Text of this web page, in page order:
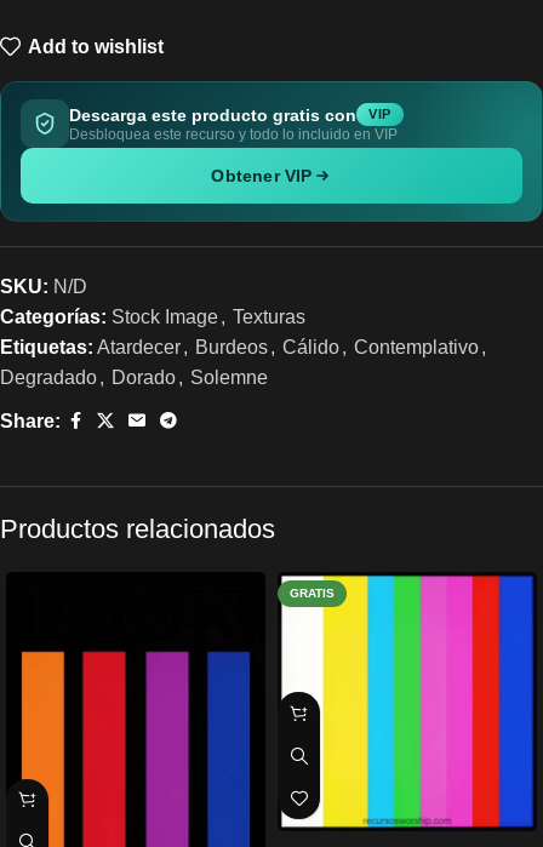
Add to wishlist
Descarga este producto gratis con VIP
Desbloquea este recurso y todo lo incluido en VIP
Obtener VIP
SKU: N/D
Categorías: Stock Image, Texturas
Etiquetas: Atardecer, Burdeos, Cálido, Contemplativo,
Degradado, Dorado, Solemne
Share:
Productos relacionados
GRATIS